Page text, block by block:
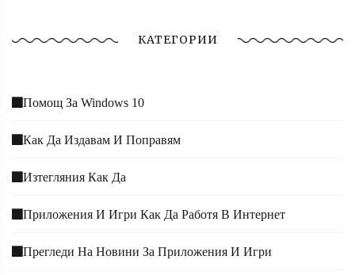
КАТЕГОРИИ
Помощ За Windows 10
Как Да Издавам И Поправям
Изтегляния Как Да
Приложения И Игри Как Да Работя В Интернет
Прегледи На Новини За Приложения И Игри